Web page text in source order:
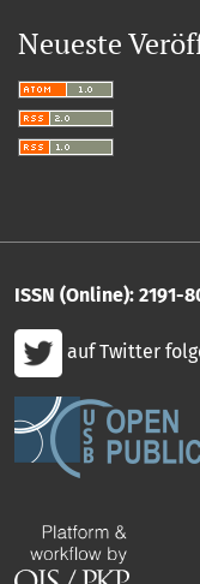
Neueste
ISSN (Online): 2191-
auf Twitter